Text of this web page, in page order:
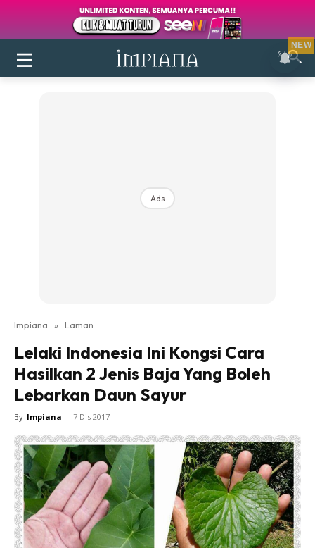
Login|Register
Ruang Makan
Ruang Tamu
Direktori
Interior Design
Landskap
DIY
Bilik Air
Bilik Tidur
Dapur
Ruang Makan
Ads
Impiana » Laman
Lelaki Indonesia Ini Kongsi Cara
Hasilkan 2 Jenis Baja Yang Boleh
Lebarkan Daun Sayur
By Impiana - 7 Dis 2017
NEW